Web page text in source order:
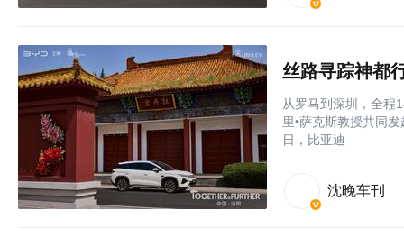
丝路寻踪神都
从罗马到深圳，全程
里•萨克斯教授共同
日，比亚迪
沈晚车刊